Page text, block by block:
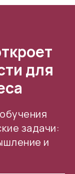
для
задачи:
и